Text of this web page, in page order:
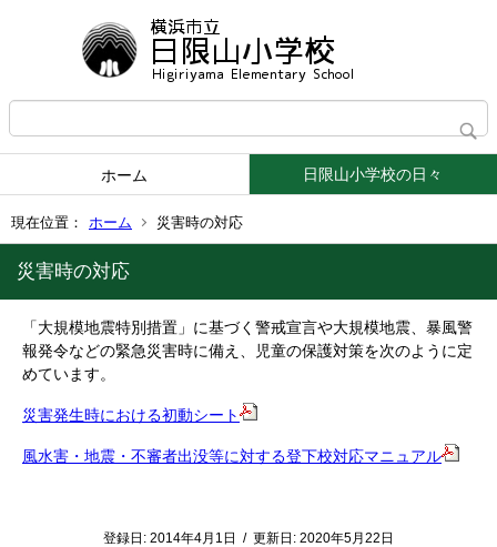
ホーム 日限山小学校の日々
現在位置： ホーム 災害時の対応
災害時の対応
「大規模地震特別措置」に基づく警戒宣言や大規模地震、暴風警
報発令などの緊急災害時に備え、児童の保護対策を次のように定
めています。
災害発生時における初動シート
風水害・地震・不審者出没等に対する登下校対応マニュアル
登録日: 2014年4月1日 / 更新日: 2020年5月22日